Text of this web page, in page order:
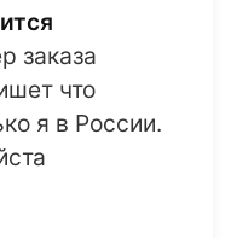
заказа
что
я в России.